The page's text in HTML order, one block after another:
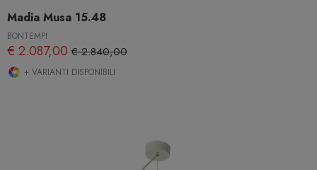
Madia Musa 15.48
BONTEMPI
€ 2.087,00 € 2.840,00
+ VARIANTI DISPONIBILI